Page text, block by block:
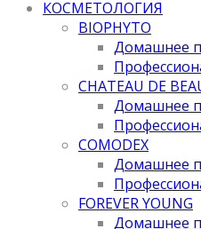
КОСМЕТОЛОГИЯ
BIOPHYTO
Домашнее
CHATEAU DE
Домашнее
COMODEX
Домашнее
FOREVER YOUNG
Домашнее